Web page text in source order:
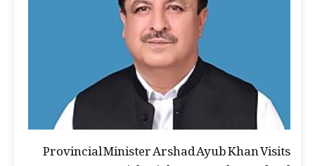
Provincial Minister Arshad Ayub Khan Visits